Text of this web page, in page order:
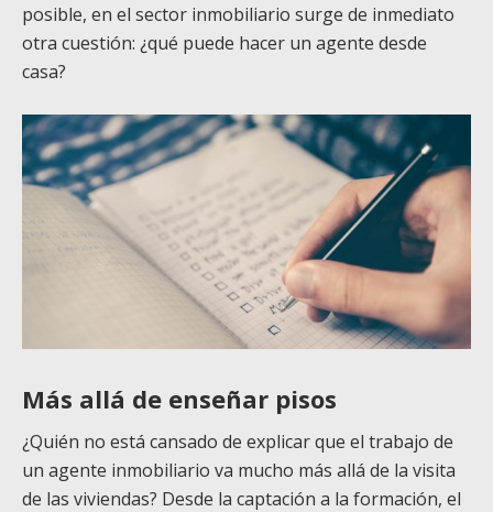
posible, en el sector inmobiliario surge de inmediato
otra cuestión: ¿qué puede hacer un agente desde
casa?
Más allá de enseñar pisos
¿Quién no está cansado de explicar que el trabajo de
un agente inmobiliario va mucho más allá de la visita
de las viviendas? Desde la captación a la formación, el